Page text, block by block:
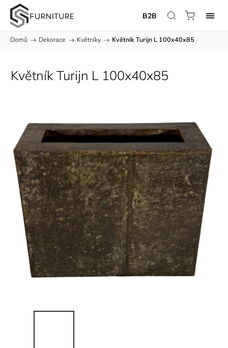
B2B
Domů / Dekorace / Květníky / Květník Turijn L 100x40x85
Květník Turijn L 100x40x85